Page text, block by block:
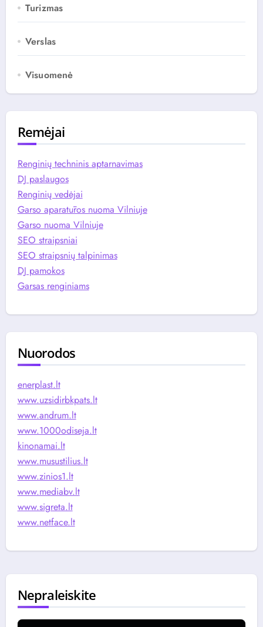
Turizmas
Verslas
Visuomenė
Remėjai
Renginių techninis aptarnavimas
DJ paslaugos
Renginių vedėjai
Garso aparatūros nuoma Vilniuje
Garso nuoma Vilniuje
SEO straipsniai
SEO straipsnių talpinimas
DJ pamokos
Garsas renginiams
Nuorodos
enerplast.lt
www.uzsidirbkpats.lt
www.andrum.lt
www.1000odiseja.lt
kinonamai.lt
www.musustilius.lt
www.zinios1.lt
www.mediabv.lt
www.sigreta.lt
www.netface.lt
Nepraleiskite